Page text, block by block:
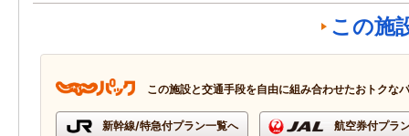
この施
この施設と交通手段を自由に組み合わせたおトクな
新幹線/特急付プラン一覧へ 航空券付プラ